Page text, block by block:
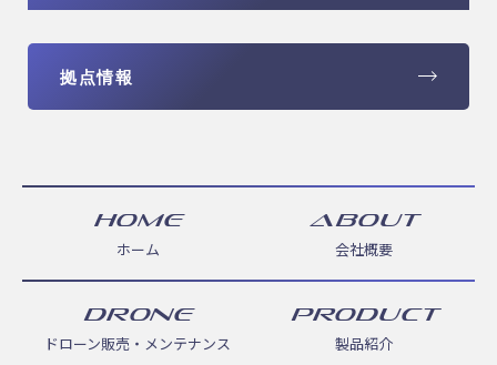
拠点情報
HOME
ホーム
ABOUT
会社概要
DRONE
ドローン販売・メンテナンス
PRODUCT
製品紹介